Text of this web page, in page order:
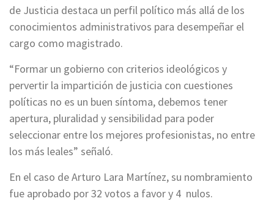
de Justicia destaca un perfil político más allá de los
conocimientos administrativos para desempeñar el
cargo como magistrado.
“Formar un gobierno con criterios ideológicos y
pervertir la impartición de justicia con cuestiones
políticas no es un buen síntoma, debemos tener
apertura, pluralidad y sensibilidad para poder
seleccionar entre los mejores profesionistas, no entre
los más leales” señaló.
En el caso de Arturo Lara Martínez, su nombramiento
fue aprobado por 32 votos a favor y 4 nulos.